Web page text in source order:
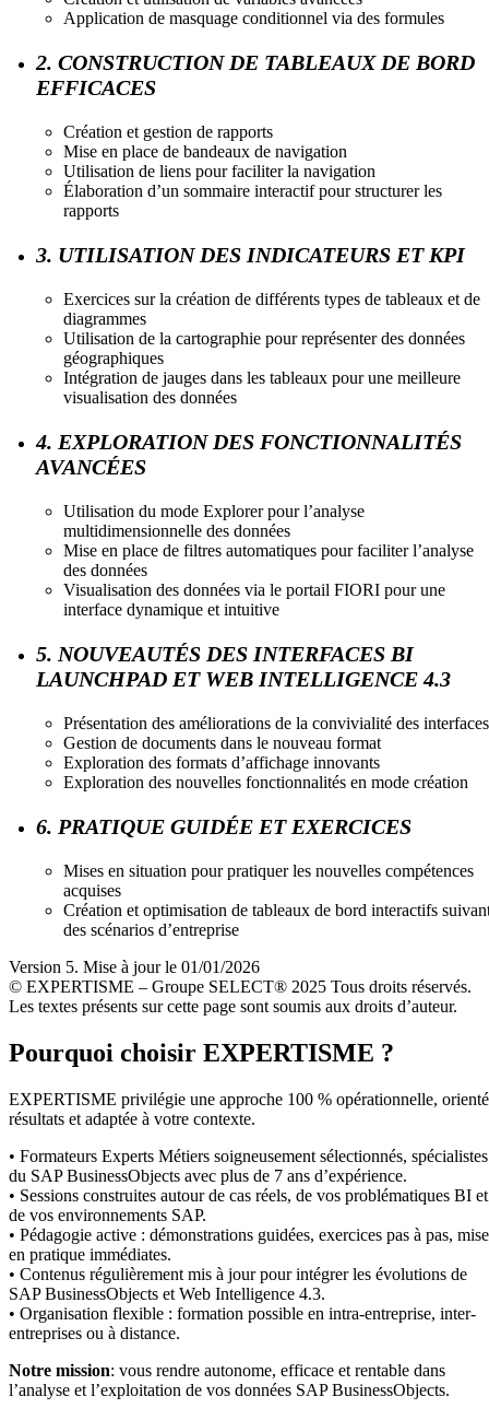
Application de masquage conditionnel via des formules
2. CONSTRUCTION DE TABLEAUX DE BORD
EFFICACES
Création et gestion de rapports
Mise en place de bandeaux de navigation
Utilisation de liens pour faciliter la navigation
Élaboration d’un sommaire interactif pour structurer les
rapports
3. UTILISATION DES INDICATEURS ET KPI
Exercices sur la création de différents types de tableaux et de
diagrammes
Utilisation de la cartographie pour représenter des données
géographiques
Intégration de jauges dans les tableaux pour une meilleure
visualisation des données
4. EXPLORATION DES FONCTIONNALITÉS
AVANCÉES
Utilisation du mode Explorer pour l’analyse
multidimensionnelle des données
Mise en place de filtres automatiques pour faciliter l’analyse
des données
Visualisation des données via le portail FIORI pour une
interface dynamique et intuitive
5. NOUVEAUTÉS DES INTERFACES BI
LAUNCHPAD ET WEB INTELLIGENCE 4.3
Présentation des améliorations de la convivialité des interfaces
Gestion de documents dans le nouveau format
Exploration des formats d’affichage innovants
Exploration des nouvelles fonctionnalités en mode création
6. PRATIQUE GUIDÉE ET EXERCICES
Mises en situation pour pratiquer les nouvelles compétences
acquises
Création et optimisation de tableaux de bord interactifs
des scénarios d’entreprise
Version 5. Mise à jour le 01/01/2026
© EXPERTISME – Groupe SELECT® 2025 Tous droits réservés.
Les textes présents sur cette page sont soumis aux droits d’auteur.
Pourquoi choisir EXPERTISME ?
EXPERTISME privilégie une approche 100 % opérationnelle,
résultats et adaptée à votre contexte.
• Formateurs Experts Métiers soigneusement sélectionnés, spécialistes
du SAP BusinessObjects avec plus de 7 ans d’expérience.
• Sessions construites autour de cas réels, de vos problématiques BI et
de vos environnements SAP.
• Pédagogie active : démonstrations guidées, exercices pas à pas,
en pratique immédiates.
• Contenus régulièrement mis à jour pour intégrer les évolutions de
SAP BusinessObjects et Web Intelligence 4.3.
• Organisation flexible : formation possible en intra-entreprise, inter-
entreprises ou à distance.
Notre mission: vous rendre autonome, efficace et rentable dans
l’analyse et l’exploitation de vos données SAP BusinessObjects.